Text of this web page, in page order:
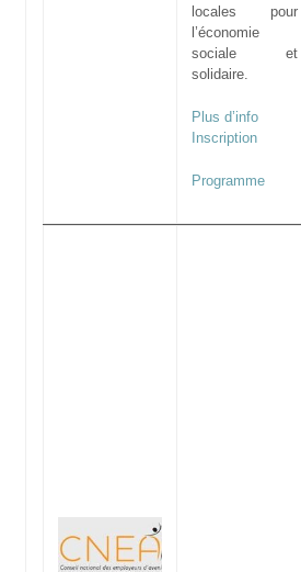
locales pour
l’économie
sociale et
solidaire.
Plus d’info
Inscription
Programme